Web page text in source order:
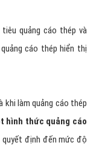
quảng cáo thép và
cáo thép hiển thị
khi làm quảng cáo thép
hình thức quảng cáo
quyết định đến mức độ